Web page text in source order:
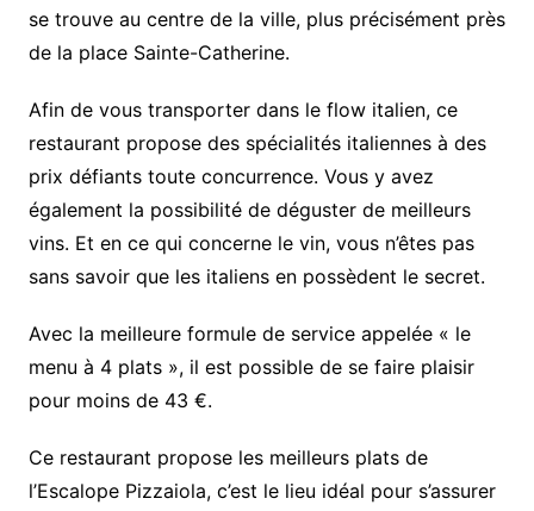
se trouve au centre de la ville, plus précisément près
de la place Sainte-Catherine.
Afin de vous transporter dans le flow italien, ce
restaurant propose des spécialités italiennes à des
prix défiants toute concurrence. Vous y avez
également la possibilité de déguster de meilleurs
vins. Et en ce qui concerne le vin, vous n’êtes pas
sans savoir que les italiens en possèdent le secret.
Avec la meilleure formule de service appelée « le
menu à 4 plats », il est possible de se faire plaisir
pour moins de 43 €.
Ce restaurant propose les meilleurs plats de
l’Escalope Pizzaiola, c’est le lieu idéal pour s’assurer